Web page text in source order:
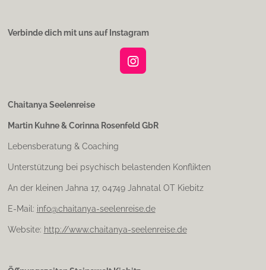
Verbinde dich mit uns auf Instagram
I
g
m
Chaitanya Seelenreise
Martin Kuhne & Corinna Rosenfeld GbR
Lebensberatung & Coaching
Unterstützung bei psychisch belastenden Konflikten
An der kleinen Jahna 17, 04749 Jahnatal OT Kiebitz
E-Mail: info@chaitanya-seelenreise.de
Website: http://www.chaitanya-seelenreise.de